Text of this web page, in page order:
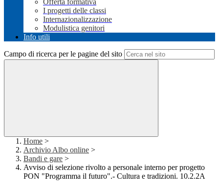
Offerta formativa
I progetti delle classi
Internazionalizzazione
Modulistica genitori
Info utili
Campo di ricerca per le pagine del sito
Home >
Archivio Albo online >
Bandi e gare >
Avviso di selezione rivolto a personale interno per progetto
PON "Programma il futuro".- Cultura e tradizioni. 10.2.2A